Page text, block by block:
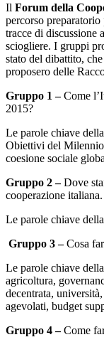
Il Forum della
percorso
tracce di discussione
sciogliere. I gruppi
stato del dibattito,
proposero delle
Gruppo 1 –Come
2015?
Le parole chiave
Obiettivi del
coesione sociale
Gruppo 2 –Dove
cooperazione italiana.
Le parole chiave
Gruppo 3 –Cosa
Le parole chiave
agricoltura,
decentrata,
agevolati, budget
Gruppo 4 –Come